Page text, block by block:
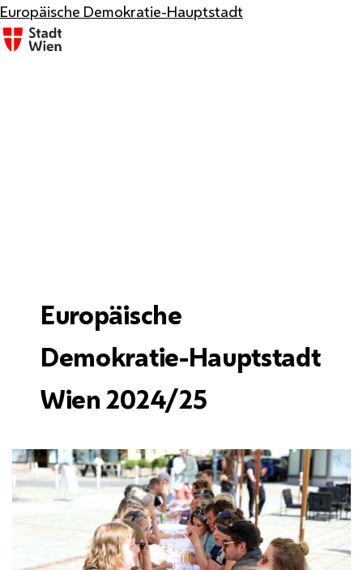
Europäische Demokratie-Hauptstadt
Europäische
Demokratie-Hauptstadt
Wien 2024/25